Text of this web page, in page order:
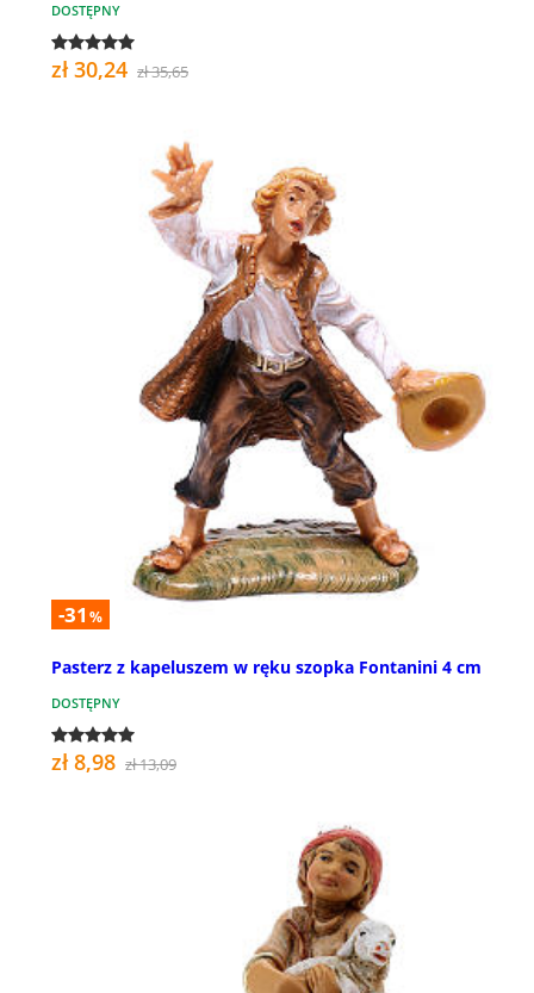
DOSTĘPNY
zł 30,24 zł 35,65
-31 %
Pasterz z kapeluszem w ręku szopka Fontanini 4 cm
DOSTĘPNY
zł 8,98 zł 13,09